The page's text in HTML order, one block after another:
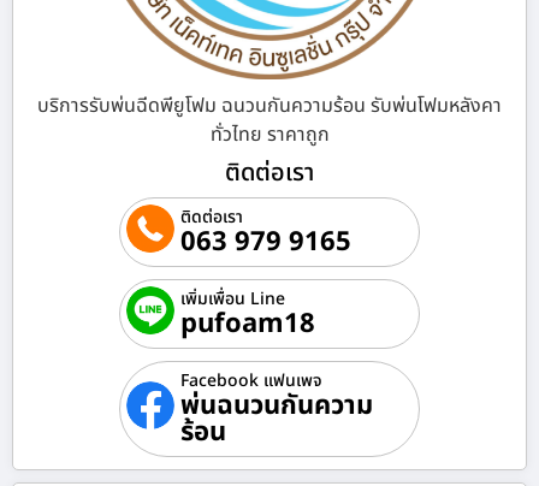
บริการรับพ่นฉีดพียูโฟม ฉนวนกันความร้อน รับพ่นโฟมหลังคา
ทั่วไทย ราคาถูก
ติดต่อเรา
ติดต่อเรา
063 979 9165
เพิ่มเพื่อน Line
pufoam18
Facebook แฟนเพจ
พ่นฉนวนกันความ
ร้อน